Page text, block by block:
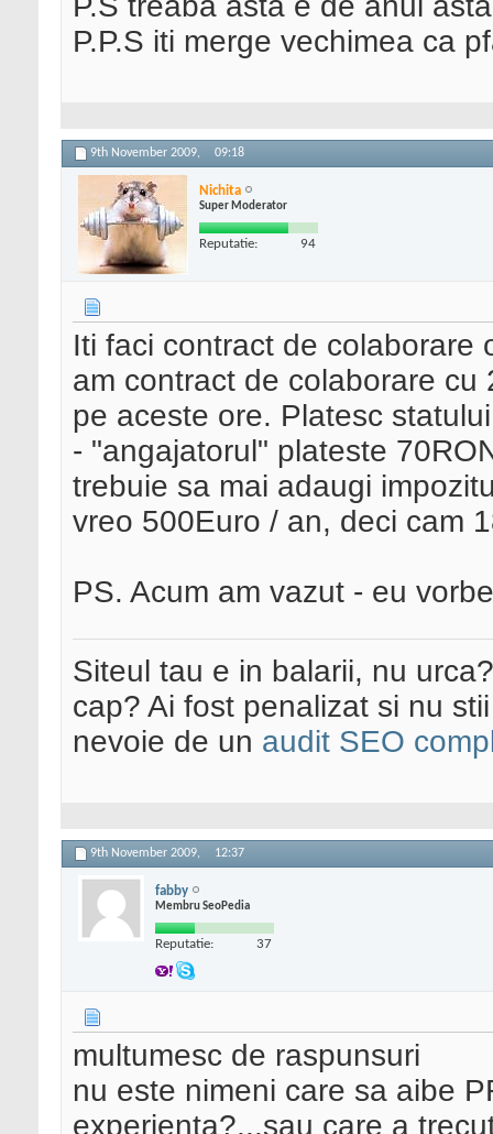
P.P.S iti merge vechimea ca
9th November 2009, 09:18
Nichita
Super Moderator
Reputatie: 94
Iti faci contract de colaborare
am contract de colaborare cu
pe aceste ore. Platesc
- "angajatorul" plateste
trebuie sa mai adaugi
vreo 500Euro / an, deci cam
PS. Acum am vazut - eu
Siteul tau e in balarii, nu
cap? Ai fost penalizat si nu
nevoie de un audit SEO
9th November 2009, 12:37
fabby
Membru SeoPedia
Reputatie: 37
multumesc de raspunsuri
nu este nimeni care sa aibe
experienta?...sau care a